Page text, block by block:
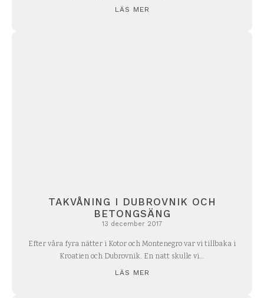
LÄS MER
TAKVÅNING I DUBROVNIK OCH
BETONGSÄNG
13 december 2017
Efter våra fyra nätter i Kotor och Montenegro var vi tillbaka i
Kroatien och Dubrovnik. En natt skulle vi...
LÄS MER